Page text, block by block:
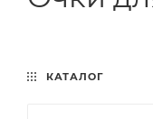
КАТАЛОГ